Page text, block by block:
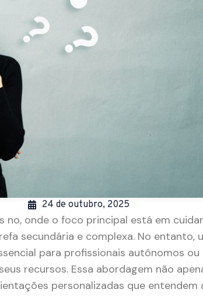
24 de outubro, 2025
onde o foco principal está em
secundária e complexa. No entanto,
para profissionais autônomos
recursos. Essa abordagem não
personalizadas que entendem